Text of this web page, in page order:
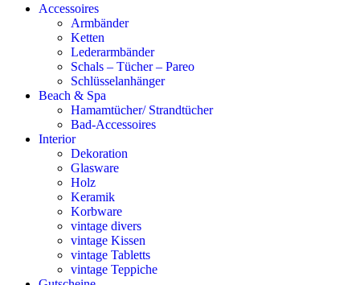
Accessoires
Armbänder
Ketten
Lederarmbänder
Schals – Tücher – Pareo
Schlüsselanhänger
Beach & Spa
Hamamtücher/ Strandtücher
Bad-Accessoires
Interior
Dekoration
Glasware
Holz
Keramik
Korbware
vintage divers
vintage Kissen
vintage Tabletts
vintage Teppiche